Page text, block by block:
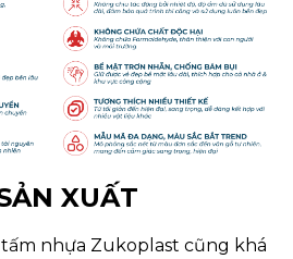
XUẤT
nhựa Zukoplast cũng khá